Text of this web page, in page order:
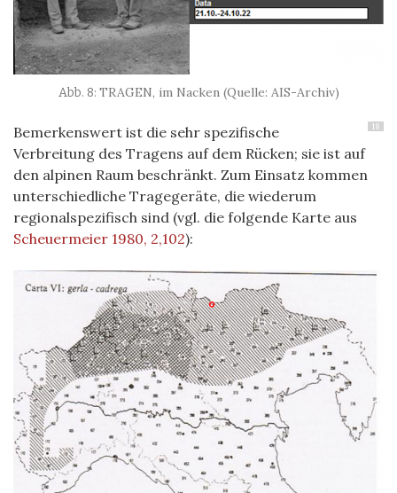
TRAGEN, im Nacken (Quelle: AIS-Archiv)
18
Bemerkenswert ist die sehr spezifische
Verbreitung des Tragens auf dem Rücken; sie ist auf
den alpinen Raum beschränkt. Zum Einsatz kommen
unterschiedliche Tragegeräte, die wiederum
regionalspezifisch sind (vgl. die folgende Karte aus
Scheuermeier 1980, 2,102):